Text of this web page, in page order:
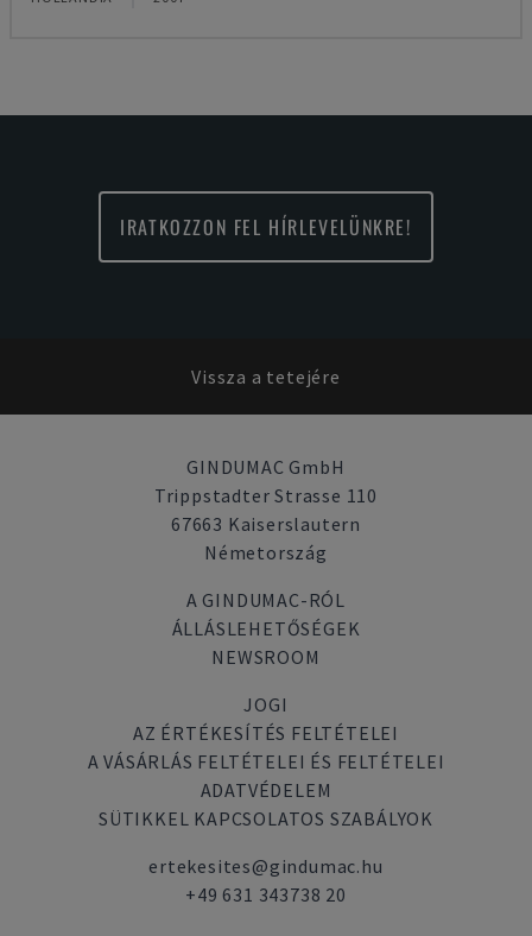
IRATKOZZON FEL HÍRLEVELÜNKRE!
Vissza a tetejére
GINDUMAC GmbH
Trippstadter Strasse 110
67663 Kaiserslautern
Németország
A GINDUMAC-RÓL
ÁLLÁSLEHETŐSÉGEK
NEWSROOM
JOGI
AZ ÉRTÉKESÍTÉS FELTÉTELEI
A VÁSÁRLÁS FELTÉTELEI ÉS FELTÉTELEI
ADATVÉDELEM
SÜTIKKEL KAPCSOLATOS SZABÁLYOK
ertekesites@gindumac.hu
+49 631 343738 20